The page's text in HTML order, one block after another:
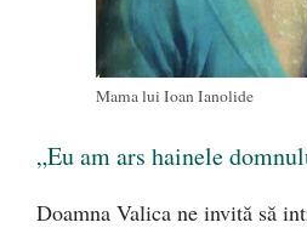
Mama lui Ioan Ianolide
„Eu am ars hainele
Doamna Valica ne invită să